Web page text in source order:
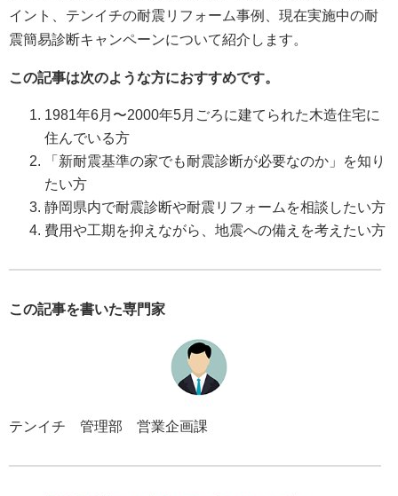
イント、テンイチの耐震リフォーム事例、現在実施中の耐
震簡易診断キャンペーンについて紹介します。
この記事は次のような方におすすめです。
1981年6月〜2000年5月ごろに建てられた木造住宅に
住んでいる方
「新耐震基準の家でも耐震診断が必要なのか」を知り
たい方
静岡県内で耐震診断や耐震リフォームを相談したい方
費用や工期を抑えながら、地震への備えを考えたい方
この記事を書いた専門家
テンイチ 管理部 営業企画課